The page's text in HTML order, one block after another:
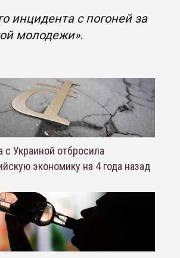
инцидента с погоней за
молодежи».
с Украиной отбросила
экономику на 4 года назад